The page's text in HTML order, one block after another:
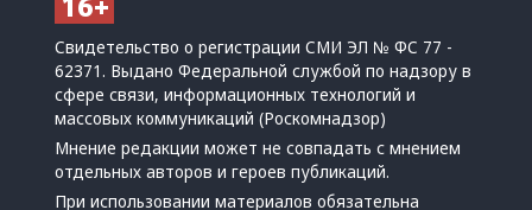
Свидетельство о регистрации СМИ ЭЛ № ФС 77 -
62371. Выдано Федеральной службой по надзору в
сфере связи, информационных технологий и
массовых коммуникаций (Роскомнадзор)
Мнение редакции может не совпадать с мнением
отдельных авторов и героев публикаций.
При использовании материалов обязательна